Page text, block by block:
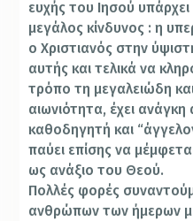
ευχής του Ιησού
μεγάλος κίνδυνος : η
ο Χριστιανός στην
αυτής και τελικά να
τρόπο τη μεγαλειώδη
αιωνιότητα, έχει
καθοδηγητή και
παύει επίσης να
ως ανάξιο του Θεού.
Πολλές φορές
ανθρώπων των ήμερων